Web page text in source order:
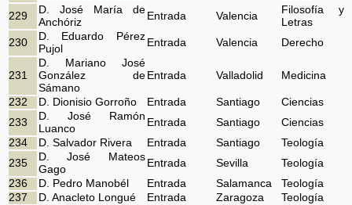
229
D. José María de
Anchóriz
Entrada Valencia
Filosofía y
Letras
230
D. Eduardo Pérez
Pujol
Entrada Valencia Derecho
231
D. Mariano José
González de
Sámano
Entrada Valladolid Medicina
232 D. Dionisio Gorroño Entrada Santiago
Ciencias
233
D. José Ramón
Luanco
Entrada Santiago
Ciencias
234
D. Salvador Rivera Entrada Santiago
Teología
235
D. José Mateos
Gago
Entrada Sevilla
Teología
236
D. Pedro Manobél Entrada Salamanca
Teología
237
D. Anacleto Longué Entrada Zaragoza
Teología